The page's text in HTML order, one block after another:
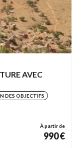
AVEC
DES OBJECTIFS
À partir de
990 €